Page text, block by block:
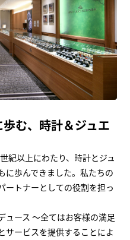
む、時計＆ジュエ
紀以上にわたり、時計とジュ
に歩んできました。私たちの
ートナーとしての役割を担っ
ュース ～全てはお客様の満足
サービスを提供することによ